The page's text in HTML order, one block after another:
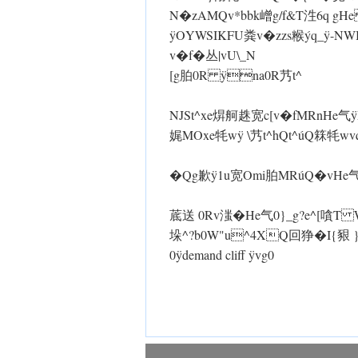
N�zAMQv*bbk嶒g/f&T泩6q gHe
ÿOYWSIKFU粪v�zzs糇
v�f�丛|vU\_N
[g胉0R ÿna0R艿t^
NJSt^xe焺舸趎宽c[v�fMRnHe
娓MOxe牦w ÿ \艿t^hQt^úQ箖牦
�Qg歉 ÿ1u宽Omi胉
菧送 0Rv滍�He气
垛^?b0W"u^4XQ回狰
0ÿdemand cliff ÿvg0